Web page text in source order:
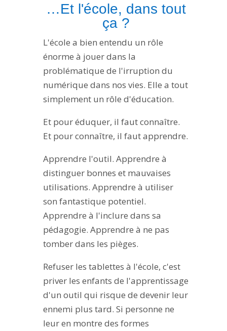
…Et l'école, dans tout
ça ?
L'école a bien entendu un rôle
énorme à jouer dans la
problématique de l'irruption du
numérique dans nos vies. Elle a tout
simplement un rôle d'éducation.
Et pour éduquer, il faut connaître.
Et pour connaître, il faut apprendre.
Apprendre l'outil. Apprendre à
distinguer bonnes et mauvaises
utilisations. Apprendre à utiliser
son fantastique potentiel.
Apprendre à l'inclure dans sa
pédagogie. Apprendre à ne pas
tomber dans les pièges.
Refuser les tablettes à l'école, c'est
priver les enfants de l'apprentissage
d'un outil qui risque de devenir leur
ennemi plus tard. Si personne ne
leur en montre des formes